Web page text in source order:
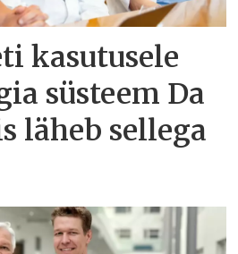
kasutusele
süsteem Da
läheb sellega